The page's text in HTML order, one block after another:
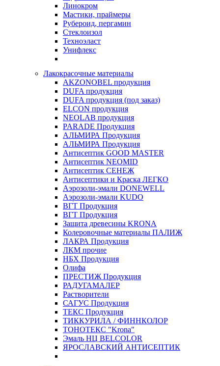
Линокром
Мастики, праймеры
Рубероид, пергамин
Стеклоизол
Техноэласт
Унифлекс
Лакокрасочные материалы
AKZONOBEL продукция
DUFA продукция
DUFA продукция (под заказ)
ELCON продукция
NEOLAB продукция
PARADE Продукция
АЛЬМИРА Продукция
АЛЬМИРА Продукция
Антисептик GOOD MASTER
Антисептик NEOMID
Антисептик СЕНЕЖ
Антисептики и Краска ЛЕГКО
Аэрозоли-эмали DONEWELL
Аэрозоли-эмали KUDO
ВГТ Продукция
ВГТ Продукция
Защита древесины KRONA
Колеровочные материалы ПАЛИЖ
ЛАКРА Продукция
ЛКМ прочие
НБХ Продукция
Олифа
ПРЕСТИЖ Продукция
РАДУГАМАЛЕР
Растворители
САГУС Продукция
ТЕКС Продукция
ТИККУРИЛА / ФИННКОЛОР
ТОНОТЕКС "Krona"
Эмаль НЦ BELCOLOR
ЯРОСЛАВСКИЙ АНТИСЕПТИК